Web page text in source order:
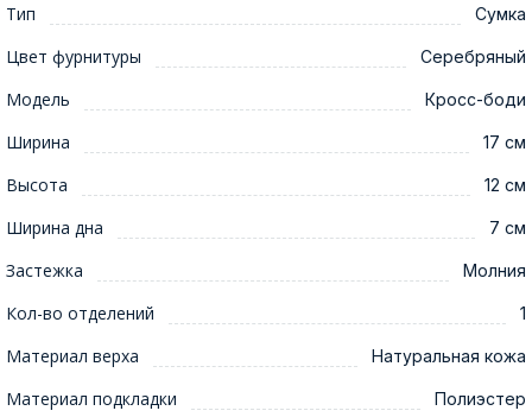
Тип Сумка
Цвет фурнитуры Серебряный
Модель Кросс-боди
Ширина 17 см
Высота 12 см
Ширина дна 7 см
Застежка Молния
Кол-во отделений 1
Материал верха Натуральная кожа
Материал подкладки Полиэстер